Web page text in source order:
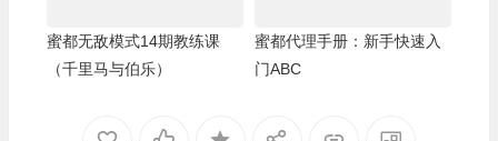
蜜都无敌模式14期教练课
（千里马与伯乐）
蜜都代理手册：新手快速入
门ABC